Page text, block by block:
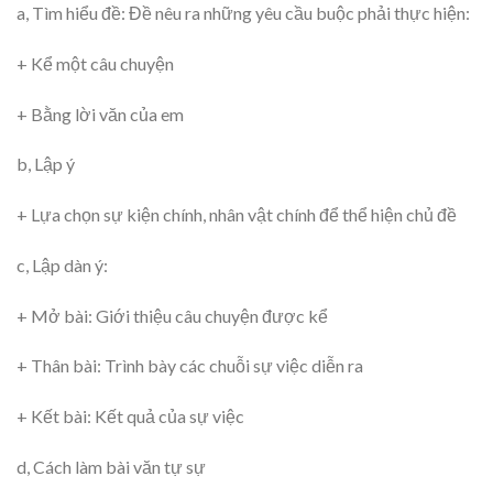
a, Tìm hiểu đề: Đề nêu ra những yêu cầu buộc phải thực hiện:
+ Kể một câu chuyện
+ Bằng lời văn của em
b, Lập ý
+ Lựa chọn sự kiện chính, nhân vật chính để thể hiện chủ đề
c, Lập dàn ý:
+ Mở bài: Giới thiệu câu chuyện được kể
+ Thân bài: Trình bày các chuỗi sự việc diễn ra
+ Kết bài: Kết quả của sự việc
d, Cách làm bài văn tự sự